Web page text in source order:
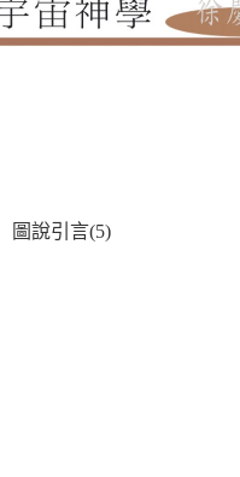
圖說引言(5)